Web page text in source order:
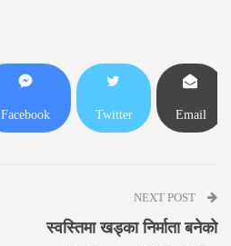
Facebook Twitter Email
NEXT POST
स्वस्तिमा खड्का निर्माता बनेको